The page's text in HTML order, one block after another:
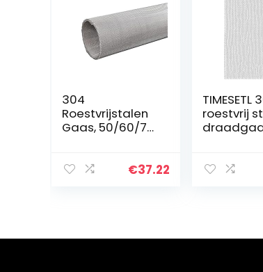
304
Roestvrijstalen
Gaas, 50/60/70
Mesh Geschikt
€37.22
TIMESETL
roestvrij
cm,